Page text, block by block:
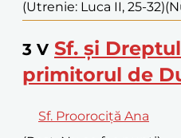
(Utrenie: Luca II, 25-32)
3 V Sf. și
primitorul de
Sf. Proorociță Ana